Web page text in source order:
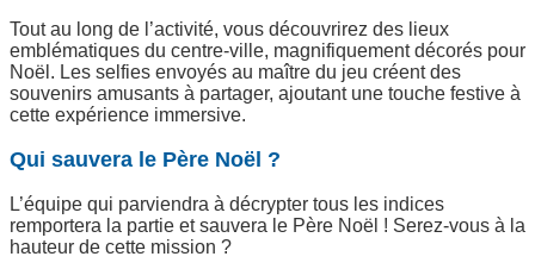
Tout au long de l’activité, vous découvrirez des lieux
emblématiques du centre-ville, magnifiquement décorés pour
Noël. Les selfies envoyés au maître du jeu créent des
souvenirs amusants à partager, ajoutant une touche festive à
cette expérience immersive.
Qui sauvera le Père Noël ?
L’équipe qui parviendra à décrypter tous les indices
remportera la partie et sauvera le Père Noël ! Serez-vous à la
hauteur de cette mission ?